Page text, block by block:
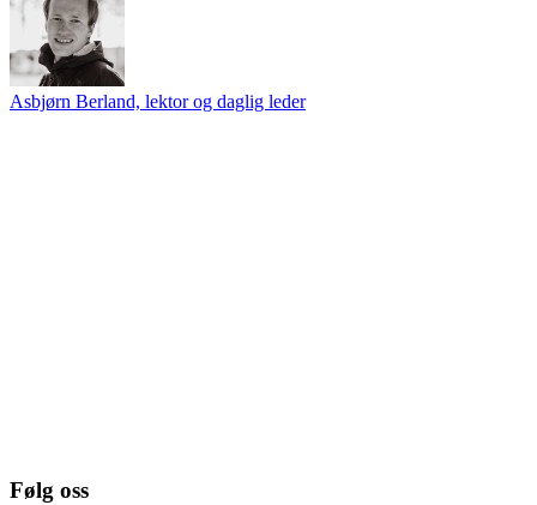
Asbjørn Berland, lektor og daglig leder
Følg oss